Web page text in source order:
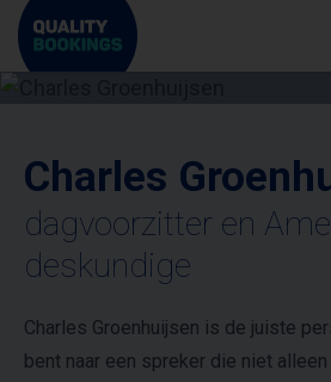
Charles
dagvoorzitter en
deskundige
Charles Groenhuijsen is de juiste
bent naar een spreker die niet